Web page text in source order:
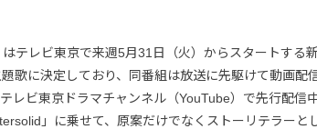
はテレビ東京で来週5月31日（火）からスタートする
歌に決定しており、同番組は放送に先駆けて動画配
テレビ東京ドラマチャンネル（YouTube）で先行配信
」に乗せて、原案だけでなくストーリテラーと